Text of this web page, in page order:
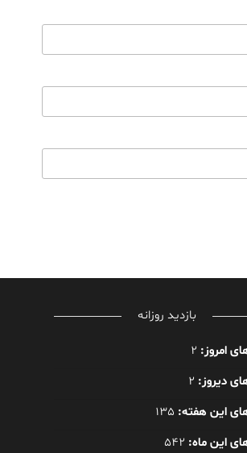
بازدید روزانه
امروز: 2
دیروز: 2
این هفته: 135
این ماه: 542